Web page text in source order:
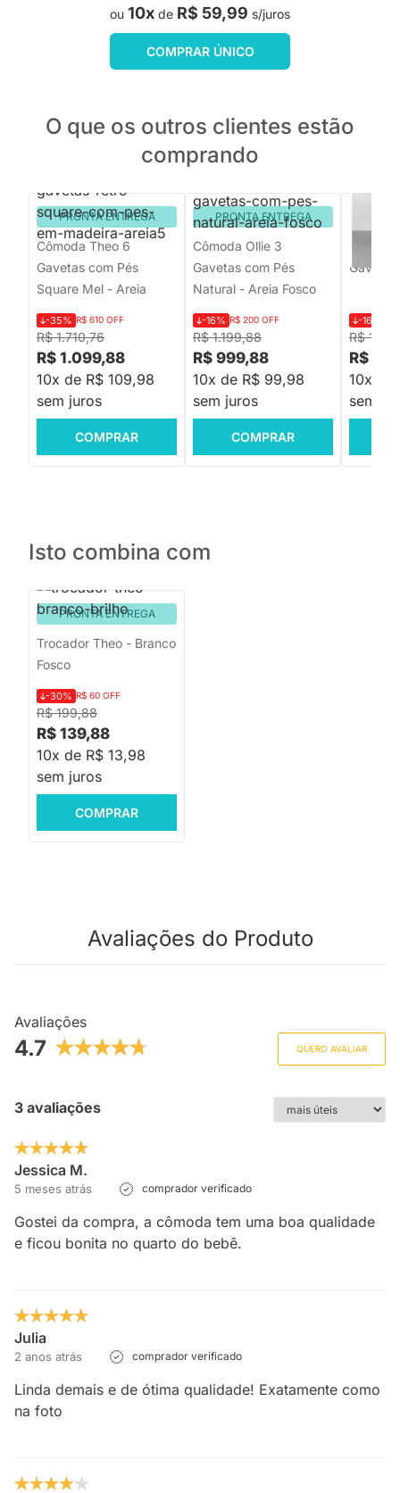
ou 10x de R$ 59,99 s/juros
COMPRAR ÚNICO
O que os outros clientes estão
comprando
PRONTA ENTREGA
Cômoda Theo 6
Gavetas com Pés
Square Mel - Areia
R$ 1.710,76
-35% R$ 610 OFF
R$ 1.099,88
10x de R$ 109,98
sem juros
COMPRAR
PRONTA ENTREGA
Cômoda Ollie 3
Gavetas com Pés
Natural - Areia Fosco
R$ 1.199,88
-16% R$ 200 OFF
R$ 999,88
10x de R$ 99,98
sem juros
COMPRAR
R$
-16%
R$
10x de
sem
Isto combina com
PRONTA ENTREGA
Trocador Theo - Branco
Fosco
R$ 199,88
-30% R$ 60 OFF
R$ 139,88
10x de R$ 13,98
sem juros
COMPRAR
Avaliações do Produto
Avaliações
4.7 QUERO AVALIAR
3 avaliações
Jessica M.
5 meses atrás comprador verificado
Gostei da compra, a cômoda tem uma boa qualidade
e ficou bonita no quarto do bebê.
Julia
2 anos atrás comprador verificado
Linda demais e de ótima qualidade! Exatamente como
na foto